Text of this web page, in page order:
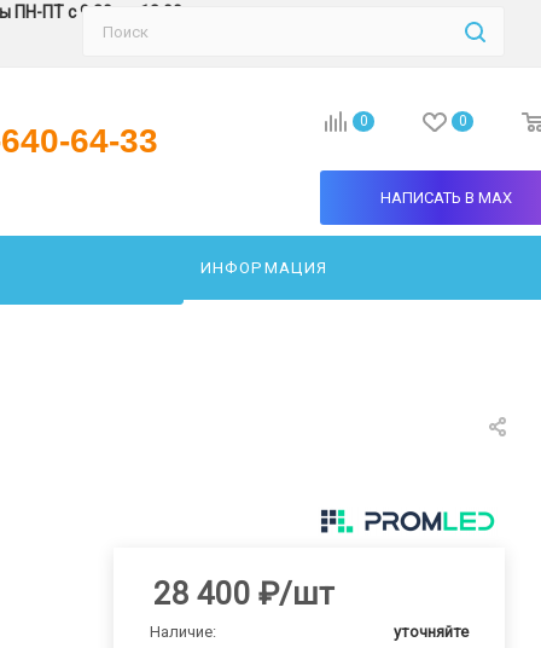
ПН-ПТ с 9:30 до 18:00
64-33
0 0
НАПИСАТЬ В MAX
ИНФОРМАЦИЯ
28 400 ₽/шт
Наличие:
уточняйте